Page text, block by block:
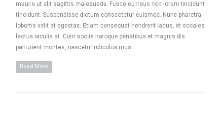
mauris ut elit sagittis malesuada. Fusce eu risus non lorem tincidunt
tincidunt. Suspendisse dictum consectetur euismod. Nunc pharetra
lobortis velit et egestas. Etiam consequat hendrerit lacus, et sodales
lectus iaculis at. Cum sociis natoque penatibus et magnis dis
parturient montes, nascetur ridiculus mus.
Read More